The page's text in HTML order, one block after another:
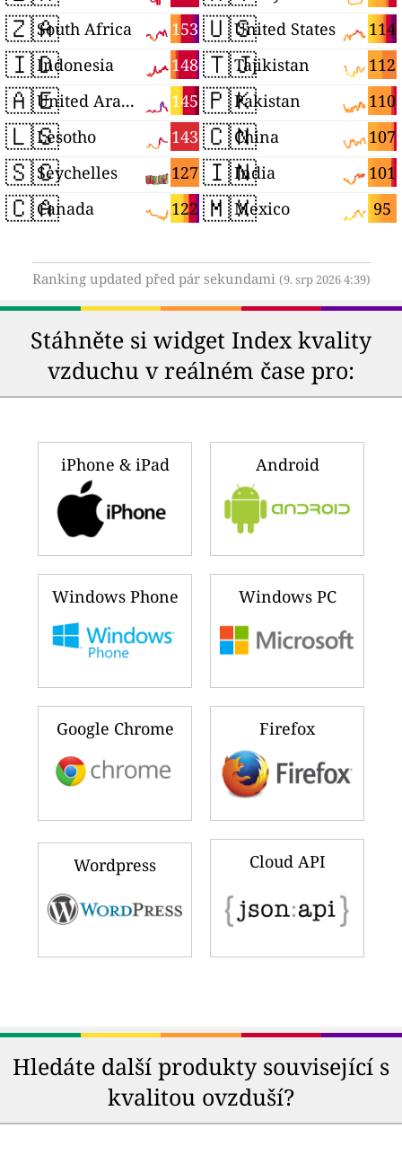
🇿🇦 153
South Africa
🇮🇩 148
Indonesia
🇦🇪 145
United Arab Emirates
🇱🇸 143
Lesotho
🇸🇨 127
Seychelles
🇨🇦 122
Canada
🇺🇸 114
United States
🇹🇯 112
Tajikistan
🇵🇰 110
Pakistan
🇨🇳 107
China
🇮🇳 101
India
🇲🇽 95
Mexico
Ranking updated před pár sekundami (9. srp 2026 4:39)
Stáhněte si widget Index kvality
vzduchu v reálném čase pro:
iPhone & iPad Android
Windows Phone Windows PC
Google Chrome Firefox
Wordpress Cloud API
Hledáte další produkty související s
kvalitou ovzduší?